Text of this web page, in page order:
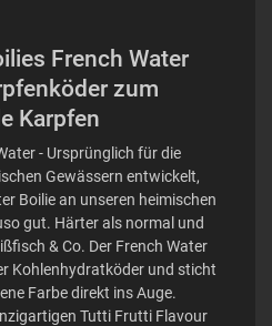
French Water
zum
Karpfen
- Ursprünglich für die
Gewässern entwickelt,
Boilie an unseren heimischen
gut. Härter als normal und
& Co. Der French Water
Kohlenhydratköder und sticht
Farbe direkt ins Auge.
Tutti Frutti Flavour